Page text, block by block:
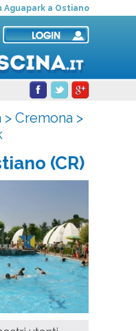
Aguapark a Ostiano
> Cremona>
(CR)